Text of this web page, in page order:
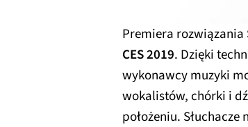
Premiera rozwiązania
CES 2019. Dzięki
wykonawcy muzyki
wokalistów, chórki i
położeniu.